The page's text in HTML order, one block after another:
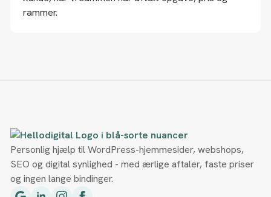
rammer.
Personlig hjælp til WordPress-hjemmesider, webshops,
SEO og digital synlighed - med ærlige aftaler, faste priser
og ingen lange bindinger.